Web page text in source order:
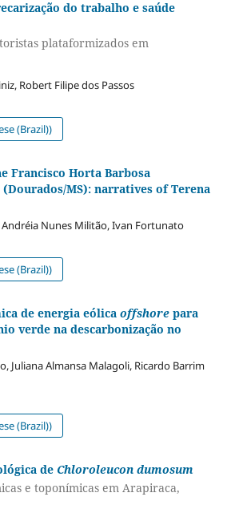
do trabalho e saúde
plataformizados em
Robert Filipe dos Passos
(Brazil))
Francisco Horta Barbosa
MS): narratives of Terena
Andréia Nunes Militão, Ivan Fortunato
(Brazil))
de energia eólica offshorepara
verde na descarbonização no
Juliana Almansa Malagoli, Ricardo Barrim
(Brazil))
de Chloroleucon dumosum
e toponímicas em Arapiraca,